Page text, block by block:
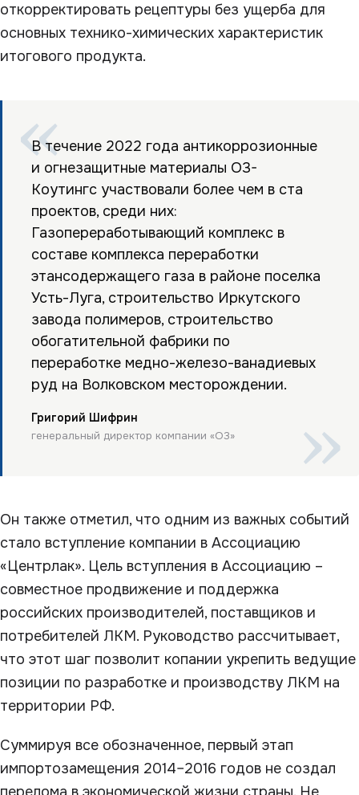
откорректировать рецептуры без ущерба для
основных технико-химических характеристик
итогового продукта.
В течение 2022 года антикоррозионные
и огнезащитные материалы О3-
Коутингс участвовали более чем в ста
проектов, среди них:
Газопереработывающий комплекс в
составе комплекса переработки
этансодержащего газа в районе поселка
Усть-Луга, строительство Иркутского
завода полимеров, строительство
обогатительной фабрики по
переработке медно-железо-ванадиевых
руд на Волковском месторождении.
Григорий Шифрин
генеральный директор компании «О3»
Он также отметил, что одним из важных событий
стало вступление компании в Ассоциацию
«Центрлак». Цель вступления в Ассоциацию –
совместное продвижение и поддержка
российских производителей, поставщиков и
потребителей ЛКМ. Руководство рассчитывает,
что этот шаг позволит копании укрепить ведущие
позиции по разработке и производству ЛКМ на
территории РФ.
Суммируя все обозначенное, первый этап
импортозамещения 2014–2016 годов не создал